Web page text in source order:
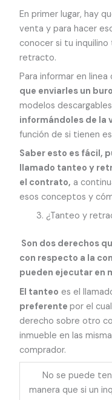
En primer lugar, hay
venta y para hacer
conocer si tu
retracto.
Para informar en
que enviarles un
modelos
informándoles de la
función de si tienen
Saber esto es fácil,
llamado tanteo y
el contrato, a
esos conceptos y
¿Tanteo y
Son dos derechos
con respecto a la
pueden ejecutar en
El tanteo es el
preferentepor el
derecho sobre otro
inmueble en las
comprador.
No se puede
manera que si un